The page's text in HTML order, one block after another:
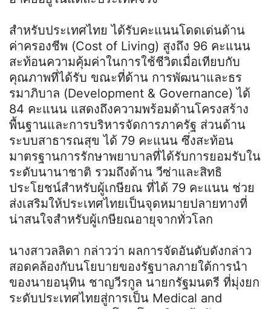
สำหรับประเทศไทย ได้รับคะแนนโดดเด่นด้าน
ค่าครองชีพ (Cost of Living) สูงถึง 96 คะแนน
สะท้อนความคุ้มค่าในการใช้ชีวิตเมื่อเทียบกับ
คุณภาพที่ได้รับ ขณะที่ด้าน การพัฒนาและธร
รมาภิบาล (Development & Governance) ได้
84 คะแนน แสดงถึงความพร้อมด้านโครงสร้าง
พื้นฐานและการบริหารจัดการภาครัฐ ส่วนด้าน
ระบบสาธารณสุข ได้ 79 คะแนน ซึ่งสะท้อน
มาตรฐานการรักษาพยาบาลที่ได้รับการยอมรับใน
ระดับนานาชาติ รวมถึงด้าน วีซ่าและสิทธิ
ประโยชน์สำหรับผู้เกษียณ ที่ได้ 79 คะแนน ช่วย
ส่งเสริมให้ประเทศไทยเป็นจุดหมายปลายทางที่
น่าสนใจสำหรับผู้เกษียณอายุจากทั่วโลก
นางสาวลลิดา กล่าวว่า ผลการจัดอันดับดังกล่าว
สอดคล้องกับนโยบายของรัฐบาลภายใต้การนำ
ของนายอนุทิน ชาญวีรกูล นายกรัฐมนตรี ที่มุ่งยก
ระดับประเทศไทยสู่การเป็น Medical and